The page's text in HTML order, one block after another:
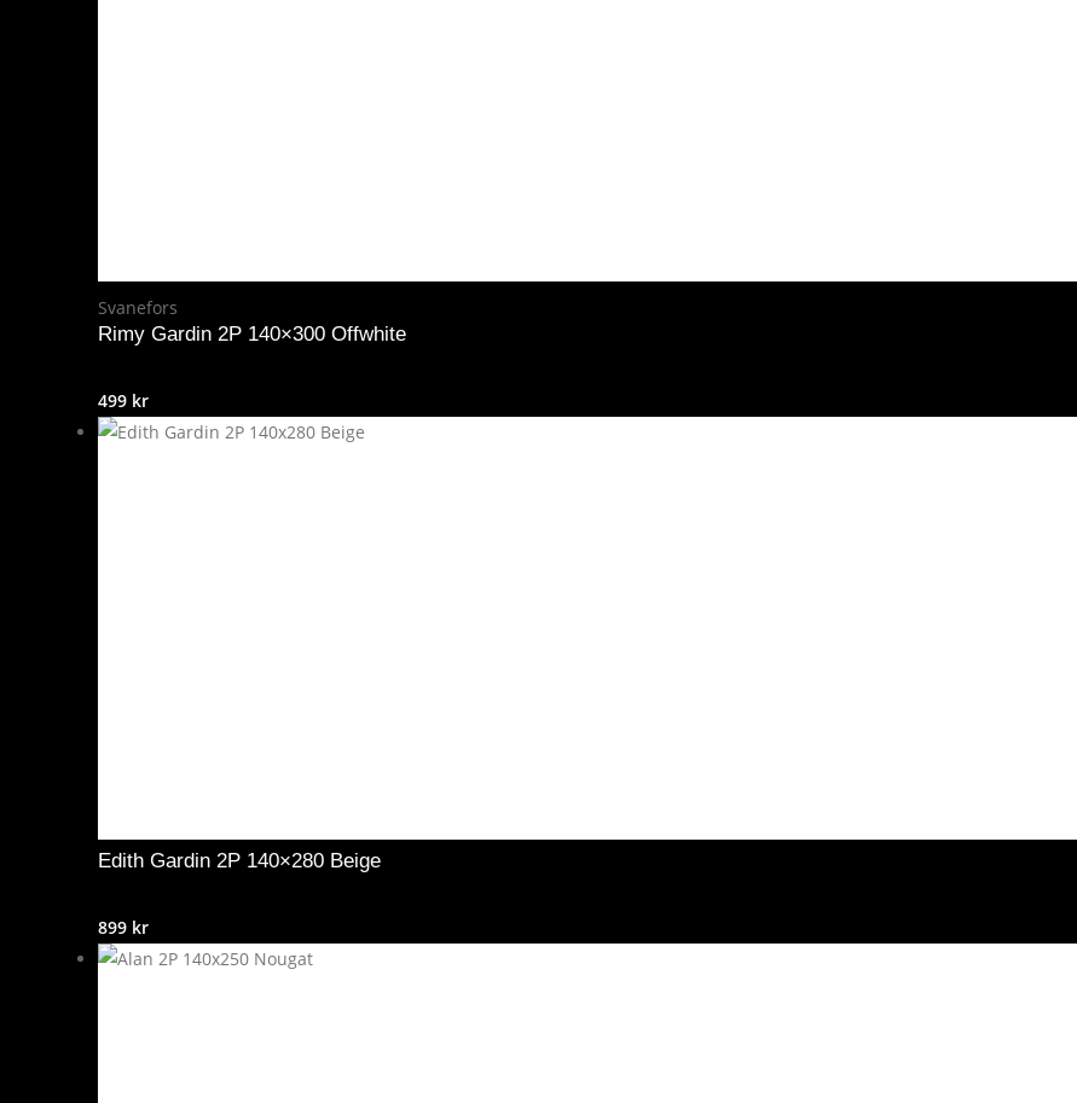
Svanefors
Rimy Gardin 2P 140×300 Offwhite
499 kr
Edith Gardin 2P 140×280 Beige
899 kr